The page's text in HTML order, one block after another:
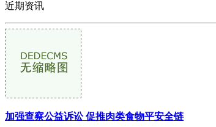
近期资讯
加强查察公益诉讼 促推肉类食物平安全链